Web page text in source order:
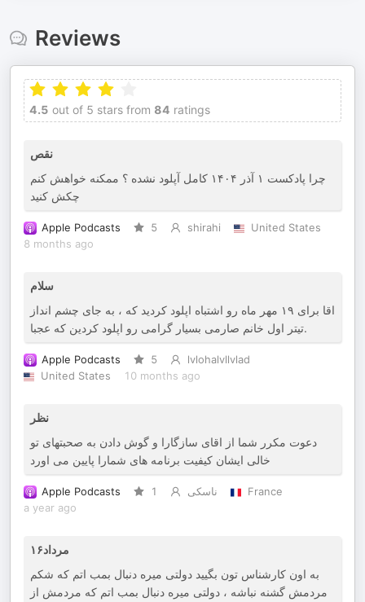
Reviews
4.5 out of 5 stars from 84 ratings
نقص
چرا پادکست ۱ آذر ۱۴۰۴ کامل آپلود نشده ؟ ممکنه خواهش کنم
چکش کنید
Apple Podcasts 5 shirahi
United States
8 months ago
سلام
اقا برای ۱۹ مهر ماه رو اشتباه اپلود کردید که ، به جای چشم انداز
تیتر اول خانم صارمی بسیار گرامی رو اپلود کردین که عجبا.
Apple Podcasts 5
lvlohalvllvlad
United States
10 months ago
نظر
دعوت مکرر شما از اقای سازگارا و گوش دادن به صحبتهای تو
خالی ایشان کیفیت برنامه های شمارا پایین می اورد
Apple Podcasts 1 ناسکی
France
a year ago
۱۶مرداد
به اون کارشناس تون بگیید دولتی میره دنبال بمب اتم که شکم
مردمش گشنه نباشه ، دولتی میره دنبال بمب اتم که مردمش از